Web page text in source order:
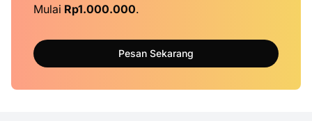
Mulai Rp1.000.000.
Pesan Sekarang